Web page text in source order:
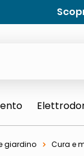
giardino Cura e